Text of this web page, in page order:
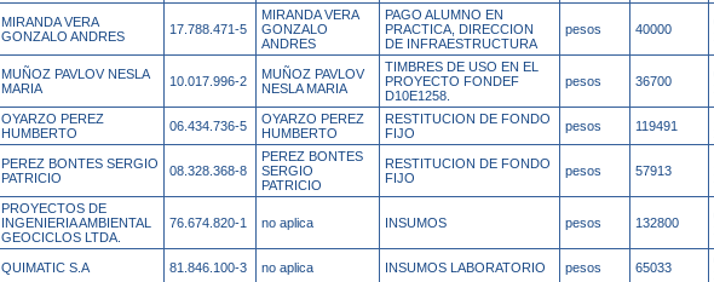
MIRANDA VERA
GONZALO ANDRES
17.788.471-5
MIRANDA VERA
GONZALO
ANDRES
PAGO ALUMNO EN
PRACTICA, DIRECCION
DE INFRAESTRUCTURA
pesos 40000
MUÑOZ PAVLOV NESLA
MARIA
10.017.996-2
MUÑOZ PAVLOV
NESLA MARIA
TIMBRES DE USO EN EL
PROYECTO FONDEF
D10E1258.
pesos 36700
OYARZO PEREZ
HUMBERTO
06.434.736-5
OYARZO PEREZ
HUMBERTO
RESTITUCION DE FONDO
FIJO
pesos 119491
PEREZ BONTES SERGIO
PATRICIO
08.328.368-8
PEREZ BONTES
SERGIO
PATRICIO
RESTITUCION DE FONDO
FIJO
pesos 57913
PROYECTOS DE
INGENIERIA AMBIENTAL
GEOCICLOS LTDA.
76.674.820-1 no aplica INSUMOS pesos 132800
QUIMATIC S.A 81.846.100-3 no aplica INSUMOS LABORATORIO pesos 65033